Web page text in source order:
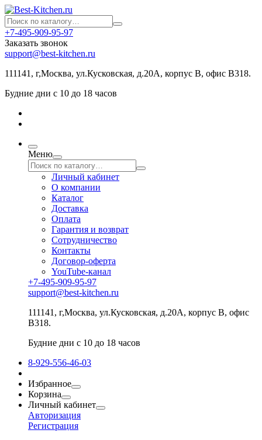
+7-495-909-95-97
Заказать звонок
support@best-kitchen.ru
111141, г,Москва, ул.Кусковская, д.20А, корпус В, офис В318.
Будние дни с 10 до 18 часов
Меню
Личный кабинет
О компании
Каталог
Доставка
Оплата
Гарантия и возврат
Сотрудничество
Контакты
Договор-оферта
YouTube-канал
+7-495-909-95-97
support@best-kitchen.ru
111141, г,Москва, ул.Кусковская, д.20А, корпус В, офис
В318.
Будние дни с 10 до 18 часов
8-929-556-46-03
Избранное
Корзина
Личный кабинет
Авторизация
Регистрация